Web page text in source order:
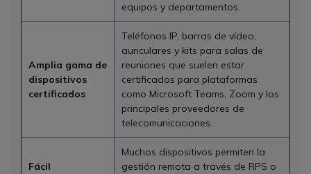
equipos y departamentos.
Amplia gama de
dispositivos
certificados
Teléfonos IP, barras de vídeo,
auriculares y kits para salas de
reuniones que suelen estar
certificados para plataformas
como Microsoft Teams, Zoom y los
principales proveedores de
telecomunicaciones.
Fácil
Muchos dispositivos permiten la
gestión remota a través de RPS o